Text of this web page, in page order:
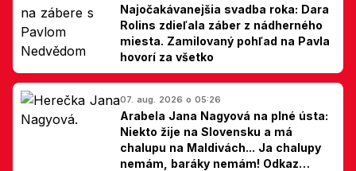
Najočakávanejšia svadba roka: Dara
Rolins zdieľala záber z nádherného
miesta. Zamilovaný pohľad na Pavla
hovorí za všetko
07. aug. 2026 o 05:26
Arabela Jana Nagyová na plné ústa:
Niekto žije na Slovensku a má
chalupu na Maldivách... Ja chalupy
nemám, baráky nemám! Odkaz